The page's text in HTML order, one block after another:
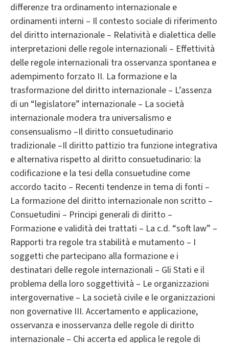
differenze tra ordinamento internazionale e
ordinamenti interni – Il contesto sociale di riferimento
del diritto internazionale – Relatività e dialettica delle
interpretazioni delle regole internazionali – Effettività
delle regole internazionali tra osservanza spontanea e
adempimento forzato II. La formazione e la
trasformazione del diritto internazionale – L’assenza
di un “legislatore” internazionale – La società
internazionale modera tra universalismo e
consensualismo –Il diritto consuetudinario
tradizionale –Il diritto pattizio tra funzione integrativa
e alternativa rispetto al diritto consuetudinario: la
codificazione e la tesi della consuetudine come
accordo tacito – Recenti tendenze in tema di fonti –
La formazione del diritto internazionale non scritto –
Consuetudini – Principi generali di diritto –
Formazione e validità dei trattati – La c.d. “soft law” –
Rapporti tra regole tra stabilità e mutamento – I
soggetti che partecipano alla formazione e i
destinatari delle regole internazionali – Gli Stati e il
problema della loro soggettività – Le organizzazioni
intergovernative – La società civile e le organizzazioni
non governative III. Accertamento e applicazione,
osservanza e inosservanza delle regole di diritto
internazionale – Chi accerta ed applica le regole di